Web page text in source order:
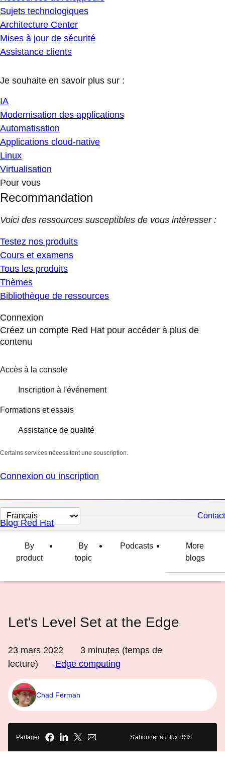
Sujets technologiques
Architecture Center
Mises à jour de sécurité
Assistance clients
Je souhaite en savoir plus sur :
IA
Modernisation des applications
Automatisation
Applications cloud-native
Linux
Virtualisation
Pour vous
Recommandation
Voici des ressources susceptibles de vous intéresser :
Testez nos produits
Cours et examens
Tous les produits
Thèmes
Bibliothèque de ressources
Connexion
Créez un compte Red Hat pour accéder à plus de
contenu
Accès à la console
Inscription à l'événement
Formations et essais
Assistance de qualité
Certains services nécessitent une souscription.
Connexion ou inscription
Changer
la
langue
Contact
Blog Red Hat
By
product
By
topic
Podcasts
More
blogs
Let's Level Set at the Edge
23 mars 2022 3 minutes (temps de
lecture)
Edge computing
Chad Ferman
Partager S'abonner au flux RSS